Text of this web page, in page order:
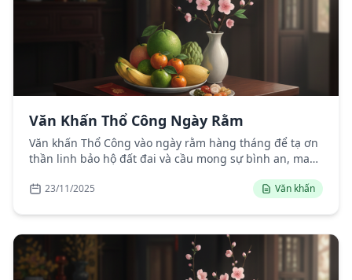
Văn Khấn Thổ Công Ngày Rằm
Văn khấn Thổ Công vào ngày rằm hàng tháng để tạ ơn
thần linh bảo hộ đất đai và cầu mong sự bình an, may
23/11/2025 Văn khấn